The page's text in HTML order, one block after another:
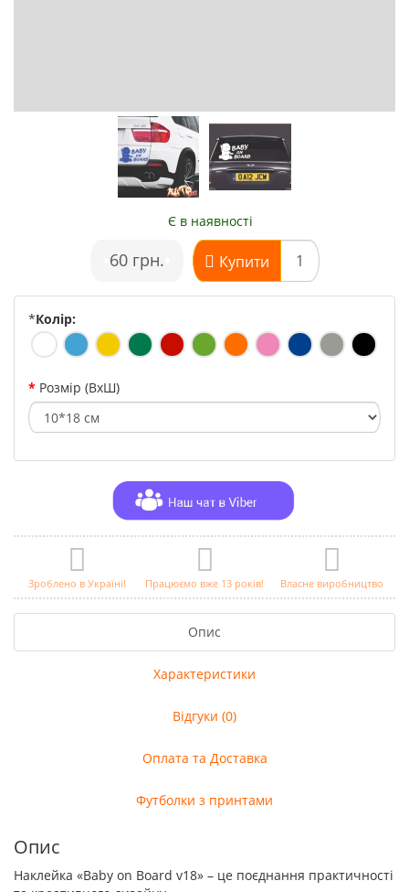
Є в наявності
60 грн. Купити
*Колір:
Розмір (ВхШ)
Зроблено в Україні! Працюємо вже 13 років! Власне виробництво
Опис
Характеристики
Відгуки (0)
Оплата та Доставка
Футболки з принтами
Опис
Наклейка «Baby on Board v18» – це поєднання практичності